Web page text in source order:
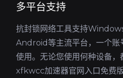
多平台支持
抗封锁网络工具支持
Android等主流平台，一个账
使用。无论您使用何种设备，
xfkwcc加速器官网入口免费